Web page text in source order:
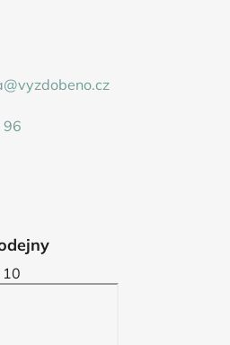
@vyzdobeno.cz
96
10